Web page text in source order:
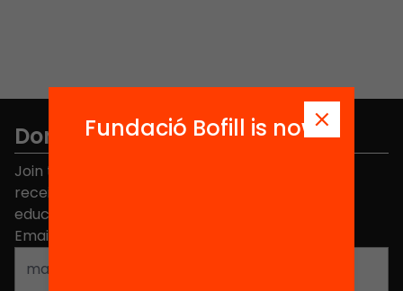
Don't miss anything.
Join the more than 40,000 people who already
receive news about initiatives and projects for
educational change in Catalonia.
Email address
Fundació Bofill is now